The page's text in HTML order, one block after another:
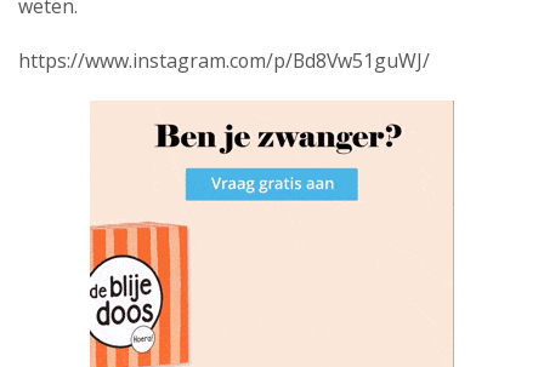
weten.
https://www.instagram.com/p/Bd8Vw51guWJ/